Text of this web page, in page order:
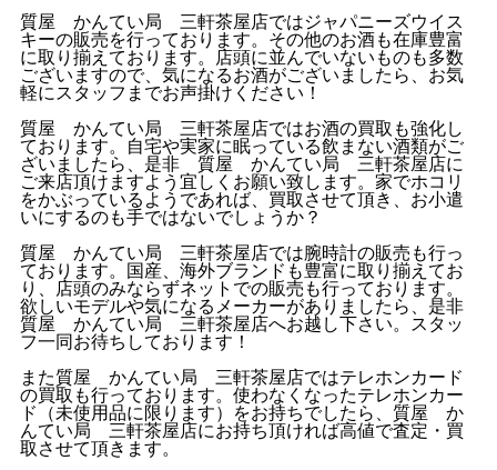
質屋 かんてい局 三軒茶屋店ではジャパニーズウイス
キーの販売を行っております。その他のお酒も在庫豊富
に取り揃えております。店頭に並んでいないものも多数
ございますので、気になるお酒がございましたら、お気
軽にスタッフまでお声掛けください！
質屋 かんてい局 三軒茶屋店ではお酒の買取も強化し
ております。自宅や実家に眠っている飲まない酒類がご
ざいましたら、是非 質屋 かんてい局 三軒茶屋店に
ご来店頂けますよう宜しくお願い致します。家でホコリ
をかぶっているようであれば、買取させて頂き、お小遣
いにするのも手ではないでしょうか？
質屋 かんてい局 三軒茶屋店では腕時計の販売も行っ
ております。国産、海外ブランドも豊富に取り揃えてお
り、店頭のみならずネットでの販売も行っております。
欲しいモデルや気になるメーカーがありましたら、是非
質屋 かんてい局 三軒茶屋店へお越し下さい。スタッ
フ一同お待ちしております！
また質屋 かんてい局 三軒茶屋店ではテレホンカード
の買取も行っております。使わなくなったテレホンカー
ド（未使用品に限ります）をお持ちでしたら、質屋 か
んてい局 三軒茶屋店にお持ち頂ければ高値で査定・買
取させて頂きます。